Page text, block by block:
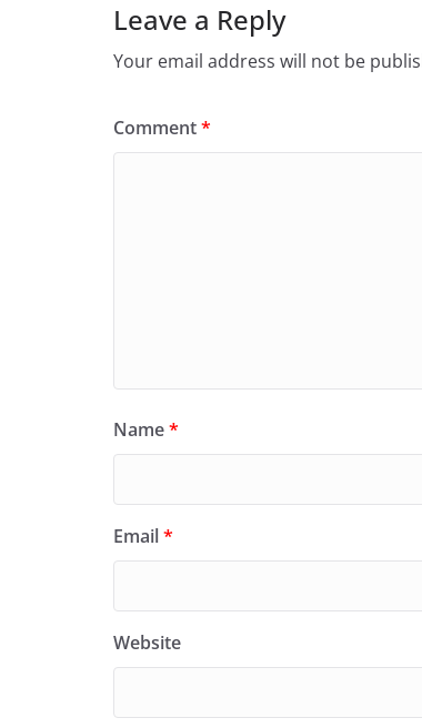
Leave a Reply
Your email address will not be
Comment*
Name*
Email*
Website